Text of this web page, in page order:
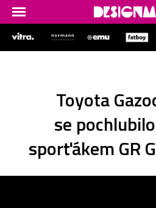
Toyota
se
sporťákem GR